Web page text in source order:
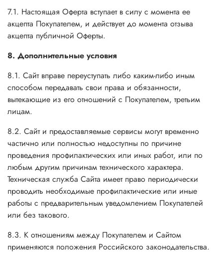
7.1. Настоящая Оферта вступает в силу с момента ее
акцепта Покупателем, и действует до момента отзыва
акцепта публичной Оферты.
8. Дополнительные условия
8.1. Сайт вправе переуступать либо каким-либо иным
способом передавать свои права и обязанности,
вытекающие из его отношений с Покупателем, третьим
лицам.
8.2. Сайт и предоставляемые сервисы могут временно
частично или полностью недоступны по причине
проведения профилактических или иных работ, или по
любым другим причинам технического характера.
Техническая служба Сайта имеет право периодически
проводить необходимые профилактические или иные
работы с предварительным уведомлением Покупателей
или без такового.
8.3. К отношениям между Покупателем и Сайтом
применяются положения Российского законодательства.